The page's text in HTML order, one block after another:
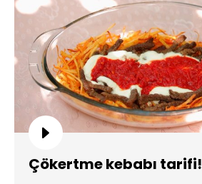
Çökertme kebabı tarifi!